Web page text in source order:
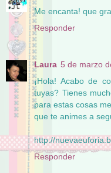
Me encanta! que
Responder
Laura 5 de marzo
¡Hola! Acabo de
tuyas? Tienes
para estas cosas
que te animes a
http://
Responder